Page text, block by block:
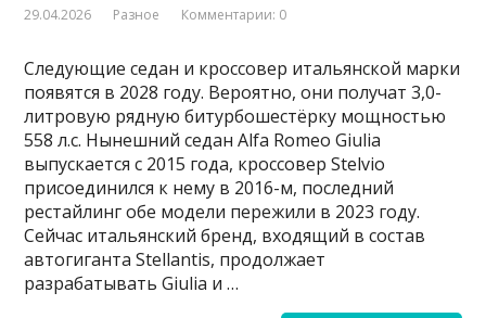
29.04.2026 Разное Комментарии: 0
Следующие седан и кроссовер итальянской марки
появятся в 2028 году. Вероятно, они получат 3,0-
литровую рядную битурбошестёрку мощностью
558 л.с. Нынешний седан Alfa Romeo Giulia
выпускается с 2015 года, кроссовер Stelvio
присоединился к нему в 2016-м, последний
рестайлинг обе модели пережили в 2023 году.
Сейчас итальянский бренд, входящий в состав
автогиганта Stellantis, продолжает
разрабатывать Giulia и …